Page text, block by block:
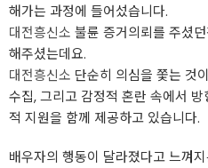
해가는 과정에 들어섰습니다.
대전흥신소 불륜 증거의뢰를 주셨
해주셨는데요.
대전흥신소 단순히 의심을 쫓는 것
수집, 그리고 감정적 혼란 속에서
적 지원을 함께 제공하고 있습니다.
배우자의 행동이 달라졌다고 느껴